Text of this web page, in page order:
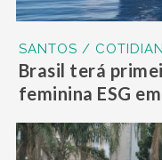
SANTOS /
Brasil terá
feminina ESG